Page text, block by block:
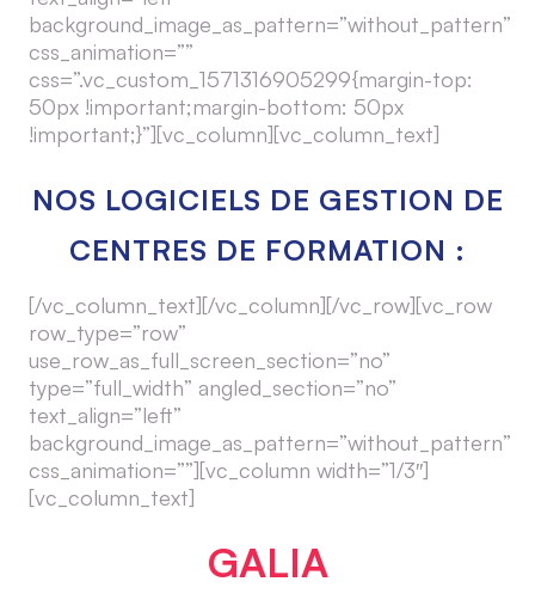
background_image_as_pattern=”without_pattern”
css_animation=””
css=”.vc_custom_1571316905299{margin-top:
50px !important;margin-bottom: 50px
!important;}”][vc_column][vc_column_text]
NOS LOGICIELS DE GESTION DE
CENTRES DE FORMATION :
[/vc_column_text][/vc_column][/vc_row][vc_row
row_type=”row”
use_row_as_full_screen_section=”no”
type=”full_width” angled_section=”no”
text_align=”left”
background_image_as_pattern=”without_pattern”
css_animation=””][vc_column width=”1/3″]
[vc_column_text]
GALIA